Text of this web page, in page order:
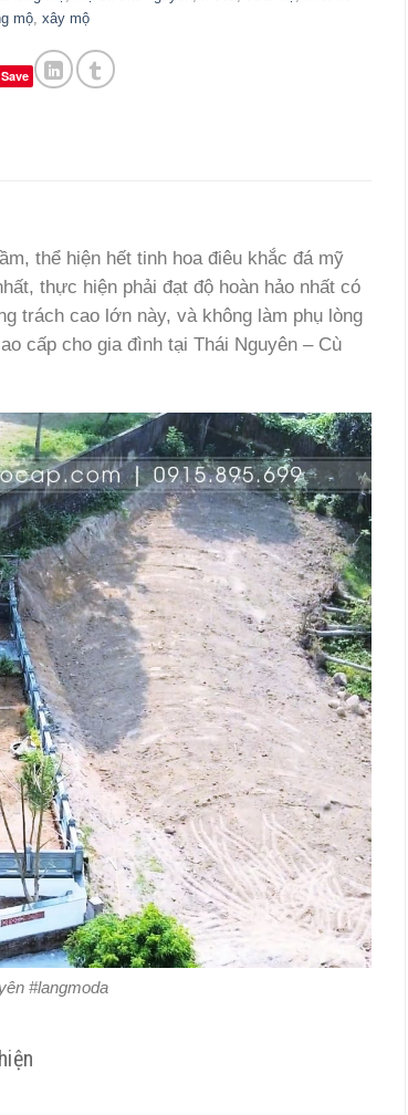
mộ, xây mộ
Save
thể hiện hết tinh hoa điêu khắc đá mỹ
thực hiện phải đạt độ hoàn hảo nhất có
trách cao lớn này, và không làm phụ lòng
cấp cho gia đình tại Thái Nguyên – Cù
#langmoda